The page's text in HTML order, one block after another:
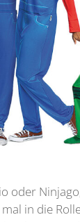
oder
in die